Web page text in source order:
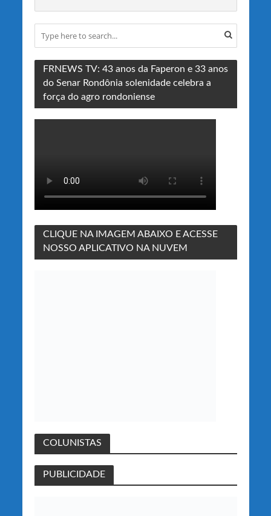
FRNEWS TV: 43 anos da Faperon e 33 anos
do Senar Rondônia solenidade celebra a
força do agro rondoniense
CLIQUE NA IMAGEM ABAIXO E ACESSE
NOSSO APLICATIVO NA NUVEM
COLUNISTAS
PUBLICIDADE